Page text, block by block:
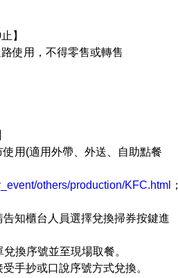
】
使用，不得零售或轉售
用(適用外帶、外送、自助點餐
others/production/KFC.html
知櫃台人員選擇兌換掃券按鍵進
換序號並至現場取餐。
手抄或口說序號方式兌換。